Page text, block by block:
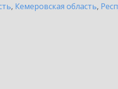
, Кемеровская область,